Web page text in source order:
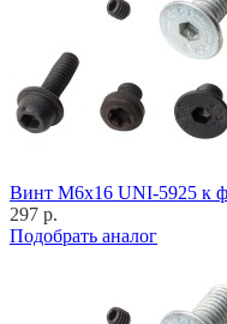
Винт M6x16 UNI-5925 к
297 р.
Подобрать аналог